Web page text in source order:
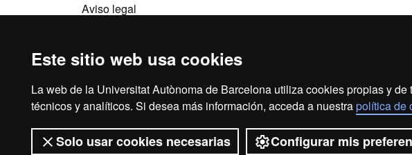
Este sitio web usa cookies
La web de la Universitat Autònoma de Barcelona utiliza cookies propias y de
técnicos y analíticos. Si desea más información, acceda a nuestrapolítica de
Solo usar cookies necesarias Configurar mis
Aviso legal
El edificio